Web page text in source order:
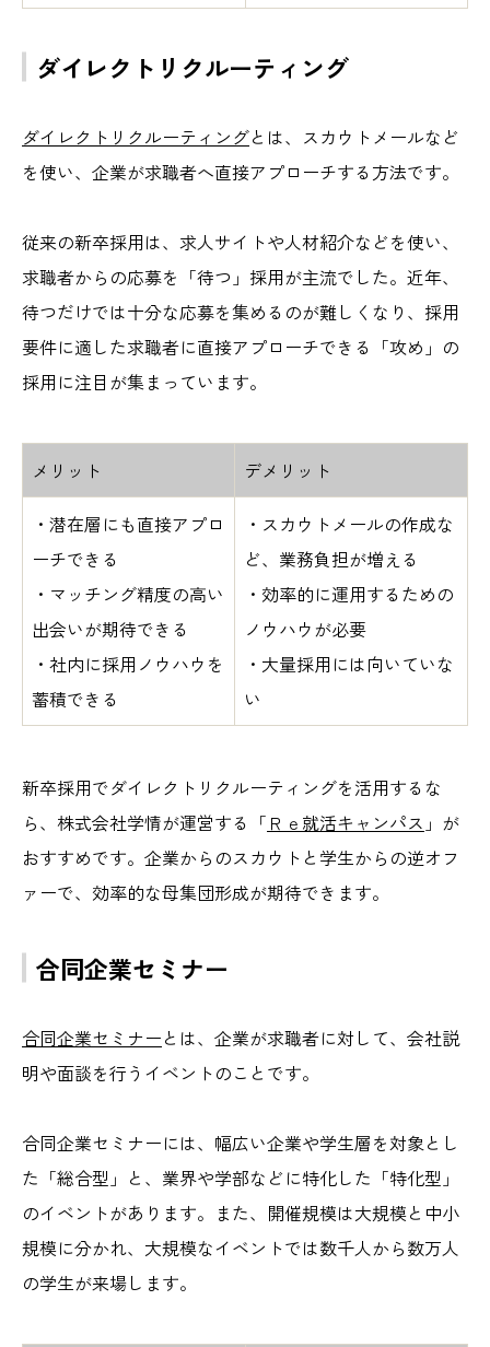
ダイレクトリクルーティング
ダイレクトリクルーティングとは、スカウトメールなど
を使い、企業が求職者へ直接アプローチする方法です。
従来の新卒採用は、求人サイトや人材紹介などを使い、
求職者からの応募を「待つ」採用が主流でした。近年、
待つだけでは十分な応募を集めるのが難しくなり、採用
要件に適した求職者に直接アプローチできる「攻め」の
採用に注目が集まっています。
メリット デメリット
・潜在層にも直接アプロ
ーチできる
・マッチング精度の高い
出会いが期待できる
・社内に採用ノウハウを
蓄積できる
・スカウトメールの作成な
ど、業務負担が増える
・効率的に運用するための
ノウハウが必要
・大量採用には向いていな
い
新卒採用でダイレクトリクルーティングを活用するな
ら、株式会社学情が運営する「 Ｒｅ就活キャンパス 」が
おすすめです。企業からのスカウトと学生からの逆オフ
ァーで、効率的な母集団形成が期待できます。
合同企業セミナー
合同企業セミナーとは、企業が求職者に対して、会社説
明や面談を行うイベントのことです。
合同企業セミナーには、幅広い企業や学生層を対象とし
た「総合型」と、業界や学部などに特化した「特化型」
のイベントがあります。また、開催規模は大規模と中小
規模に分かれ、大規模なイベントでは数千人から数万人
の学生が来場します。